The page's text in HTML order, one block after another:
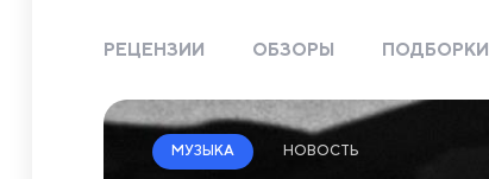
РЕЦЕНЗИИ ОБЗОРЫ ПОДБОРКИ
МУЗЫКА НОВОСТЬ